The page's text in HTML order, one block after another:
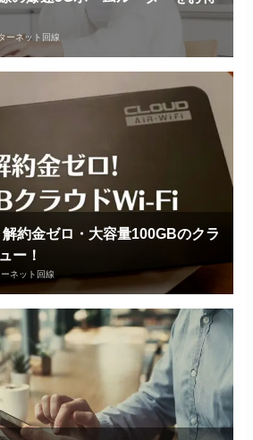
ーネット回線
解約金ゼロ・大容量100GBのクラ
ー！
ネット回線